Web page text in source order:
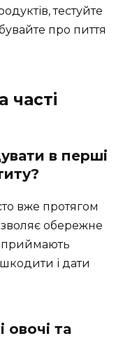
тестуйте
про пиття
часті
в перші
вже протягом
обережне
приймають
і дати
овочі та